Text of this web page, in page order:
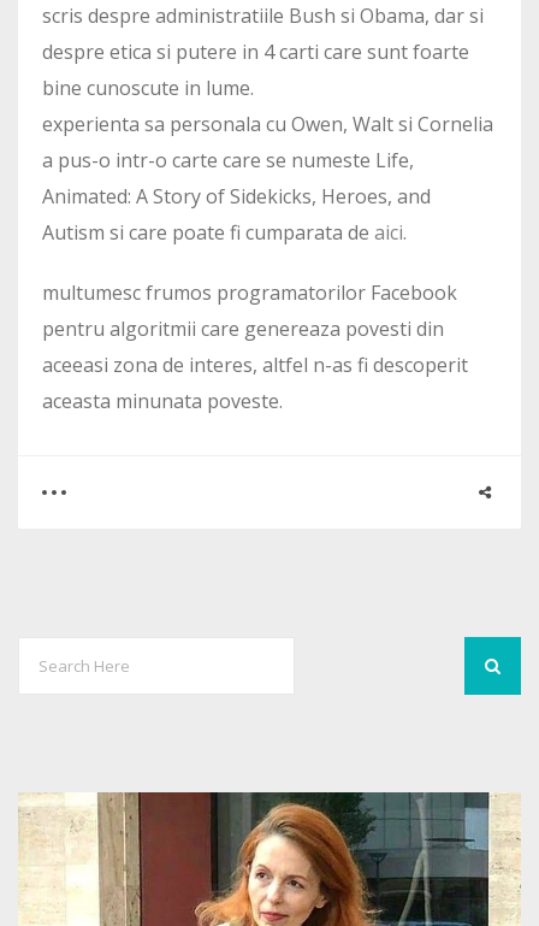
scris despre administratiile Bush si Obama, dar si
despre etica si putere in 4 carti care sunt foarte
bine cunoscute in lume.
experienta sa personala cu Owen, Walt si Cornelia
a pus-o intr-o carte care se numeste Life,
Animated: A Story of Sidekicks, Heroes, and
Autism si care poate fi cumparata de aici.
multumesc frumos programatorilor Facebook
pentru algoritmii care genereaza povesti din
aceeasi zona de interes, altfel n-as fi descoperit
aceasta minunata poveste.